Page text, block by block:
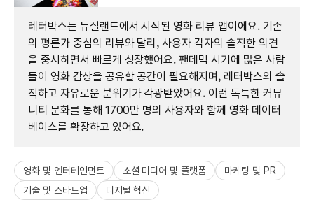
레터박스는 뉴질랜드에서 시작된 영화 리뷰 앱이에요. 기존
의 평론가 중심의 리뷰와 달리, 사용자 각자의 솔직한 의견
을 중시하면서 빠르게 성장했어요. 팬데믹 시기에 많은 사람
들이 영화 감상을 공유할 공간이 필요해지며, 레터박스의 솔
직하고 자유로운 분위기가 각광받았어요. 이런 독특한 커뮤
니티 문화를 통해 1700만 명의 사용자와 함께 영화 데이터
베이스를 확장하고 있어요.
영화 및 엔터테인먼트 소셜 미디어 및 플랫폼
마케팅 및 PR
기술 및 스타트업
디지털 혁신